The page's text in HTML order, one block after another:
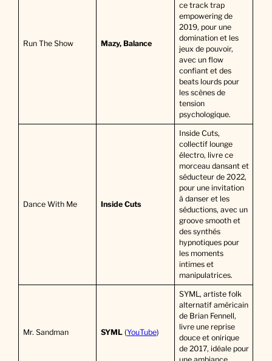
Run The Show Mazy, Balance
ce track trap
empowering de
2019, pour une
domination et les
jeux de pouvoir,
avec un flow
confiant et des
beats lourds pour
les scènes de
tension
psychologique.
Dance With Me Inside Cuts
Inside Cuts,
collectif lounge
électro, livre ce
morceau dansant et
séducteur de 2022,
pour une invitation
à danser et les
séductions, avec un
groove smooth et
des synthés
hypnotiques pour
les moments
intimes et
manipulatrices.
Mr. Sandman SYML(YouTube)
SYML, artiste folk
alternatif américain
de Brian Fennell,
livre une reprise
douce et onirique
de 2017, idéale pour